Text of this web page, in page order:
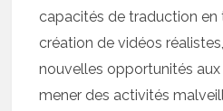
capacités de traduction en
création de vidéos
nouvelles opportunités
mener des activités